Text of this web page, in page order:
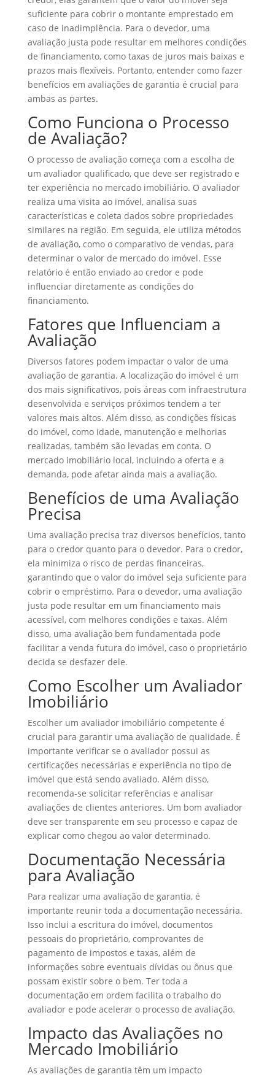
suficiente para cobrir o montante emprestado em
caso de inadimplência. Para o devedor, uma
avaliação justa pode resultar em melhores condições
de financiamento, como taxas de juros mais baixas e
prazos mais flexíveis. Portanto, entender como fazer
benefícios em avaliações de garantia é crucial para
ambas as partes.
Como Funciona o Processo
de Avaliação?
O processo de avaliação começa com a escolha de
um avaliador qualificado, que deve ser registrado e
ter experiência no mercado imobiliário. O avaliador
realiza uma visita ao imóvel, analisa suas
características e coleta dados sobre propriedades
similares na região. Em seguida, ele utiliza métodos
de avaliação, como o comparativo de vendas, para
determinar o valor de mercado do imóvel. Esse
relatório é então enviado ao credor e pode
influenciar diretamente as condições do
financiamento.
Fatores que Influenciam a
Avaliação
Diversos fatores podem impactar o valor de uma
avaliação de garantia. A localização do imóvel é um
dos mais significativos, pois áreas com infraestrutura
desenvolvida e serviços próximos tendem a ter
valores mais altos. Além disso, as condições físicas
do imóvel, como idade, manutenção e melhorias
realizadas, também são levadas em conta. O
mercado imobiliário local, incluindo a oferta e a
demanda, pode afetar ainda mais a avaliação.
Benefícios de uma Avaliação
Precisa
Uma avaliação precisa traz diversos benefícios, tanto
para o credor quanto para o devedor. Para o credor,
ela minimiza o risco de perdas financeiras,
garantindo que o valor do imóvel seja suficiente para
cobrir o empréstimo. Para o devedor, uma avaliação
justa pode resultar em um financiamento mais
acessível, com melhores condições e taxas. Além
disso, uma avaliação bem fundamentada pode
facilitar a venda futura do imóvel, caso o proprietário
decida se desfazer dele.
Como Escolher um Avaliador
Imobiliário
Escolher um avaliador imobiliário competente é
crucial para garantir uma avaliação de qualidade. É
importante verificar se o avaliador possui as
certificações necessárias e experiência no tipo de
imóvel que está sendo avaliado. Além disso,
recomenda-se solicitar referências e analisar
avaliações de clientes anteriores. Um bom avaliador
deve ser transparente em seu processo e capaz de
explicar como chegou ao valor determinado.
Documentação Necessária
para Avaliação
Para realizar uma avaliação de garantia, é
importante reunir toda a documentação necessária.
Isso inclui a escritura do imóvel, documentos
pessoais do proprietário, comprovantes de
pagamento de impostos e taxas, além de
informações sobre eventuais dívidas ou ônus que
possam existir sobre o bem. Ter toda a
documentação em ordem facilita o trabalho do
avaliador e pode acelerar o processo de avaliação.
Impacto das Avaliações no
Mercado Imobiliário
As avaliações de garantia têm um impacto